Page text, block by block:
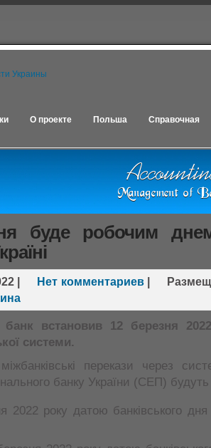
О проекте Польша Справочная
буде робочим
| Нет комментариев
банк встановив 12 березня
системи.
перекази через
банку України (СЕП)
2022 року датою банківського